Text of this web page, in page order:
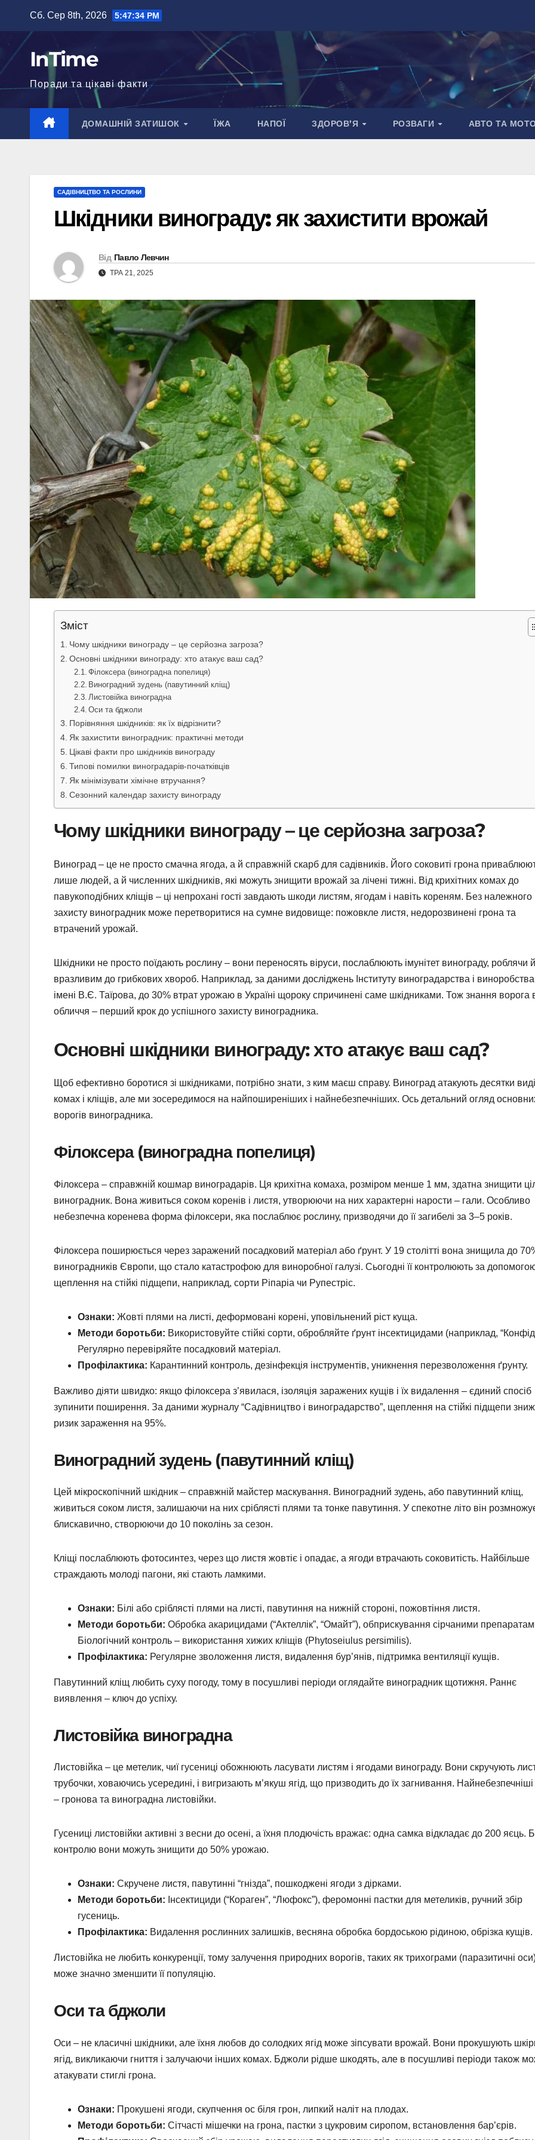
вмісту
Сб. Сер 8th, 2026 5:47:35 PM
InTime
Поради та цікаві факти
ДОМАШНІЙ ЗАТИШОК ЇЖА НАПОЇ ЗДОРОВ’Я РОЗВАГИ АВТО ТА
САДІВНИЦТВО ТА РОСЛИНИ
Шкідники винограду: як захистити врожай
Від Павло Левчин
ТРА 21, 2025
Зміст
Чому шкідники винограду – це серйозна загроза?
Основні шкідники винограду: хто атакує ваш сад?
Філоксера (виноградна попелиця)
Виноградний зудень (павутинний кліщ)
Листовійка виноградна
Оси та бджоли
Порівняння шкідників: як їх відрізнити?
Як захистити виноградник: практичні методи
Цікаві факти про шкідників винограду
Типові помилки виноградарів-початківців
Як мінімізувати хімічне втручання?
Сезонний календар захисту винограду
Чому шкідники винограду – це серйозна загроза?
Виноград – це не просто смачна ягода, а й справжній скарб для садівників. Його соковиті грона
лише людей, а й численних шкідників, які можуть знищити врожай за лічені тижні. Від крихітних комах до
павукоподібних кліщів – ці непрохані гості завдають шкоди листям, ягодам і навіть кореням. Без належного
захисту виноградник може перетворитися на сумне видовище: пожовкле листя, недорозвинені грона та
втрачений урожай.
Шкідники не просто поїдають рослину – вони переносять віруси, послаблюють імунітет винограду, роблячи
вразливим до грибкових хвороб. Наприклад, за даними досліджень Інституту виноградарства і виноробства
імені В.Є. Таїрова, до 30% втрат урожаю в Україні щороку спричинені саме шкідниками. Тож знання ворога
обличчя – перший крок до успішного захисту виноградника.
Основні шкідники винограду: хто атакує ваш сад?
Щоб ефективно боротися зі шкідниками, потрібно знати, з ким маєш справу. Виноград атакують десятки
комах і кліщів, але ми зосередимося на найпоширеніших і найнебезпечніших. Ось детальний огляд
ворогів виноградника.
Філоксера (виноградна попелиця)
Філоксера – справжній кошмар виноградарів. Ця крихітна комаха, розміром менше 1 мм, здатна знищити
виноградник. Вона живиться соком коренів і листя, утворюючи на них характерні нарости – гали. Особливо
небезпечна коренева форма філоксери, яка послаблює рослину, призводячи до її загибелі за 3–5 років.
Філоксера поширюється через заражений посадковий матеріал або ґрунт. У 19 столітті вона знищила до
виноградників Європи, що стало катастрофою для виноробної галузі. Сьогодні її контролюють за
щеплення на стійкі підщепи, наприклад, сорти Ріпаріа чи Рупестріс.
Ознаки: Жовті плями на листі, деформовані корені, уповільнений ріст куща.
Методи боротьби: Використовуйте стійкі сорти, обробляйте ґрунт інсектицидами (наприклад,
Регулярно перевіряйте посадковий матеріал.
Профілактика: Карантинний контроль, дезінфекція інструментів, уникнення перезволоження ґрунту.
Важливо діяти швидко: якщо філоксера з’явилася, ізоляція заражених кущів і їх видалення – єдиний спосіб
зупинити поширення. За даними журналу “Садівництво і виноградарство”, щеплення на стійкі підщепи
ризик зараження на 95%.
Виноградний зудень (павутинний кліщ)
Цей мікроскопічний шкідник – справжній майстер маскування. Виноградний зудень, або павутинний кліщ,
живиться соком листя, залишаючи на них сріблясті плями та тонке павутиння. У спекотне літо він
блискавично, створюючи до 10 поколінь за сезон.
Кліщі послаблюють фотосинтез, через що листя жовтіє і опадає, а ягоди втрачають соковитість. Найбільше
страждають молоді пагони, які стають ламкими.
Ознаки: Білі або сріблясті плями на листі, павутиння на нижній стороні, пожовтіння листя.
Методи боротьби: Обробка акарицидами (“Актеллік”, “Омайт”), обприскування сірчаними
Біологічний контроль – використання хижих кліщів (Phytoseiulus persimilis).
Профілактика: Регулярне зволоження листя, видалення бур’янів, підтримка вентиляції кущів.
Павутинний кліщ любить суху погоду, тому в посушливі періоди оглядайте виноградник щотижня. Раннє
виявлення – ключ до успіху.
Листовійка виноградна
Листовійка – це метелик, чиї гусениці обожнюють ласувати листям і ягодами винограду. Вони скручують
трубочки, ховаючись усередині, і вигризають м’якуш ягід, що призводить до їх загнивання.
– гронова та виноградна листовійки.
Гусениці листовійки активні з весни до осені, а їхня плодючість вражає: одна самка відкладає до 200 яєць.
контролю вони можуть знищити до 50% урожаю.
Ознаки: Скручене листя, павутинні “гнізда”, пошкоджені ягоди з дірками.
Методи боротьби: Інсектициди (“Кораген”, “Люфокс”), феромонні пастки для метеликів, ручний збір
гусениць.
Профілактика: Видалення рослинних залишків, весняна обробка бордоською рідиною, обрізка кущів.
Листовійка не любить конкуренції, тому залучення природних ворогів, таких як трихограми (паразитичні
може значно зменшити її популяцію.
Оси та бджоли
Оси – не класичні шкідники, але їхня любов до солодких ягід може зіпсувати врожай. Вони прокушують
ягід, викликаючи гниття і залучаючи інших комах. Бджоли рідше шкодять, але в посушливі періоди також
атакувати стиглі грона.
Ознаки: Прокушені ягоди, скупчення ос біля грон, липкий наліт на плодах.
Методи боротьби: Сітчасті мішечки на грона, пастки з цукровим сиропом, встановлення бар’єрів.